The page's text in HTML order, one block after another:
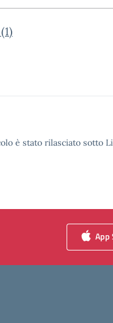
è stato rilasciato sotto
App